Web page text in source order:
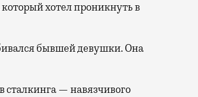
хотел проникнуть в
бывшей девушки. Она
сталкинга — навязчивого